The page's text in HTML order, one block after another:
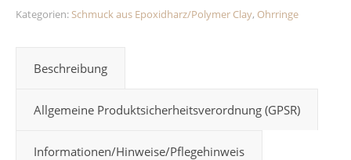
Kategorien: Schmuck aus Epoxidharz/Polymer Clay, Ohrringe
Beschreibung
Allgemeine Produktsicherheitsverordnung (GPSR)
Informationen/Hinweise/Pflegehinweis